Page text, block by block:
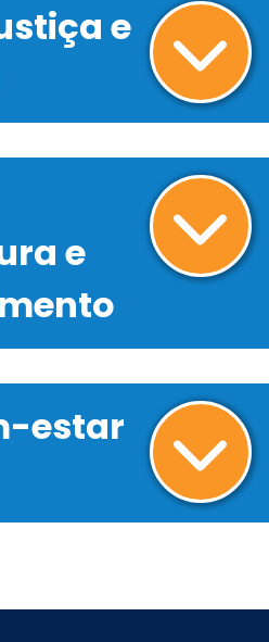
e
e
estar